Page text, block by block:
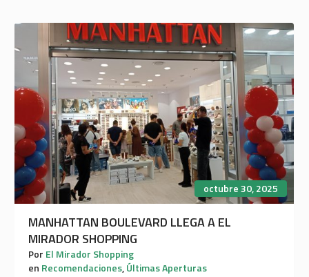
octubre 30, 2025
MANHATTAN BOULEVARD LLEGA A EL
MIRADOR SHOPPING
Por El Mirador Shopping
en Recomendaciones,Últimas Aperturas